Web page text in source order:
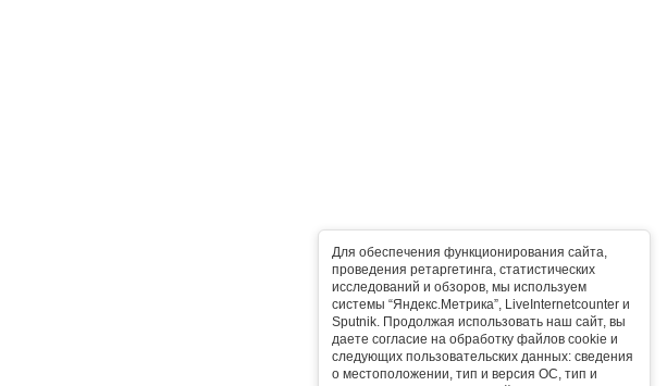
Для обеспечения функционирования сайта,
проведения ретаргетинга, статистических
исследований и обзоров, мы используем
системы “Яндекс.Метрика”, LiveInternetcounter и
Sputnik. Продолжая использовать наш сайт, вы
даете согласие на обработку файлов cookie и
следующих пользовательских данных: сведения
о местоположении, тип и версия ОС, тип и